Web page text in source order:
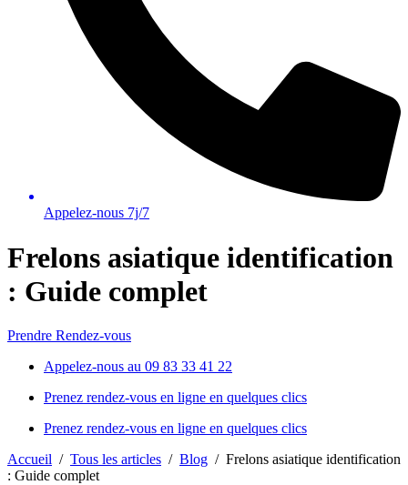
Appelez-nous 7j/7
Frelons asiatique identification
: Guide complet
Prendre Rendez-vous
Appelez-nous au 09 83 33 41 22
Prenez rendez-vous en ligne en quelques clics
Prenez rendez-vous en ligne en quelques clics
Accueil / Tous les articles / Blog / Frelons asiatique identification
: Guide complet